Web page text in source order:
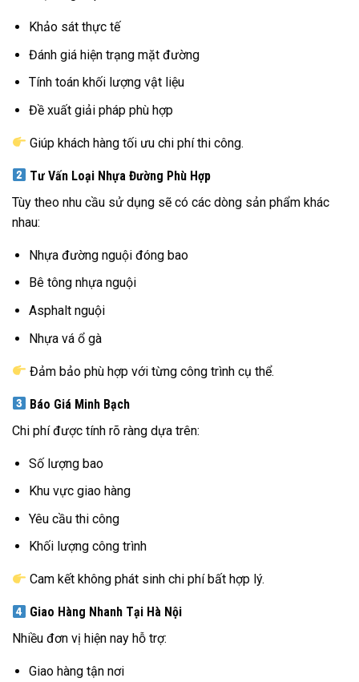
Khảo sát thực tế
Đánh giá hiện trạng mặt đường
Tính toán khối lượng vật liệu
Đề xuất giải pháp phù hợp
Giúp khách hàng tối ưu chi phí thi công.
Tư Vấn Loại Nhựa Đường Phù Hợp
Tùy theo nhu cầu sử dụng sẽ có các dòng sản phẩm khác
nhau:
Nhựa đường nguội đóng bao
Bê tông nhựa nguội
Asphalt nguội
Nhựa vá ổ gà
Đảm bảo phù hợp với từng công trình cụ thể.
Báo Giá Minh Bạch
Chi phí được tính rõ ràng dựa trên:
Số lượng bao
Khu vực giao hàng
Yêu cầu thi công
Khối lượng công trình
Cam kết không phát sinh chi phí bất hợp lý.
Giao Hàng Nhanh Tại Hà Nội
Nhiều đơn vị hiện nay hỗ trợ:
Giao hàng tận nơi